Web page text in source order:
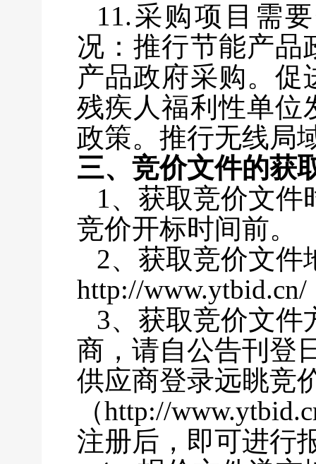
11.采购项目需
况：推行节能产品
产品政府采购。促
残疾人福利性单位
政策。推行无线局
三、竞价文件的获
1、获取竞价文件
竞价开标时间前。
2、 获取竞价文件
http://www.ytbid.cn/
3、获取竞价文件
商，请自公告刊登
供应商登录远眺竞
（http://
注册后，即可进行